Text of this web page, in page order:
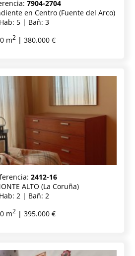
7904-2704
en Centro (Fuente del Arco)
Hab: 5 | Bañ: 3
m2 | 380.000 €
2412-16
ALTO (La Coruña)
Hab: 2 | Bañ: 2
m2 | 395.000 €